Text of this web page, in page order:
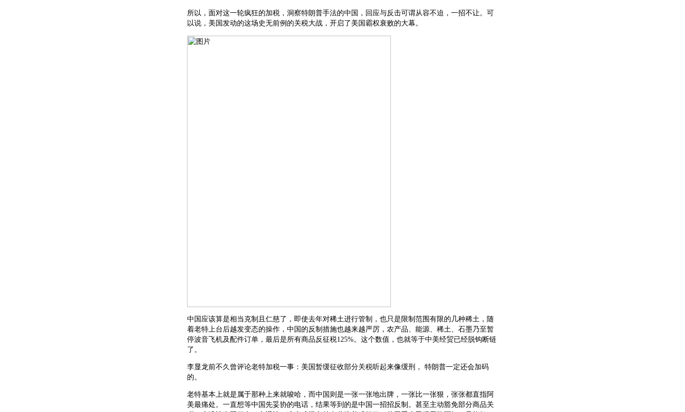
所以，面对这一轮疯狂的加税，洞察特朗普手法的中国，回应与反击可谓从容不迫，一招不让。可
以说，美国发动的这场史无前例的关税大战，开启了美国霸权衰败的大幕。
中国应该算是相当克制且仁慈了，即使去年对稀土进行管制，也只是限制范围有限的几种稀土，随
着老特上台后越发变态的操作，中国的反制措施也越来越严厉，农产品、能源、稀土、石墨乃至暂
停波音飞机及配件订单，最后是所有商品反征税125%。这个数值，也就等于中美经贸已经脱钩断链
了。
李显龙前不久曾评论老特加税一事：美国暂缓征收部分关税听起来像缓刑， 特朗普一定还会加码
的。
老特基本上就是属于那种上来就唆哈，而中国则是一张一张地出牌，一张比一张狠，张张都直指阿
美最痛处。一直想等中国先妥协的电话，结果等到的是中国一招招反制。甚至主动豁免部分商品关